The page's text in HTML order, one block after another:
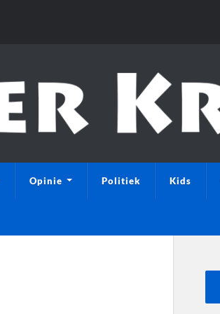
Opinie Politiek Kids